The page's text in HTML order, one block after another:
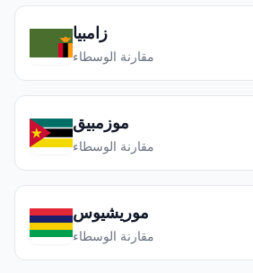
زامبيا
مقارنة الوسطاء
موزمبيق
مقارنة الوسطاء
موريشيوس
مقارنة الوسطاء